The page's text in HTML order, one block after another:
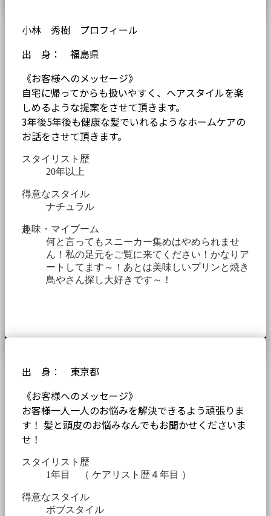
小林 秀樹 プロフィール
出 身： 福島県
《お客様へのメッセージ》
自宅に帰ってからも扱いやすく、ヘアスタイルを楽
しめるような提案をさせて頂きます。
3年後5年後も健康な髪でいれるようなホームケアの
お話をさせて頂きます。
スタイリスト歴
20年以上
得意なスタイル
ナチュラル
趣味・マイブーム
何と言ってもスニーカー集めはやめられませ
ん！私の足元をご覧に来てください！かなりア
ートしてます～！あとは美味しいプリンと焼き
鳥やさん探し大好きです～！
出 身： 東京都
《お客様へのメッセージ》
お客様一人一人のお悩みを解決できるよう頑張りま
す！ 髪と頭皮のお悩みなんでもお聞かせくださいま
せ！
スタイリスト歴
1年目 （ ケアリスト歴４年目 ）
得意なスタイル
ボブスタイル